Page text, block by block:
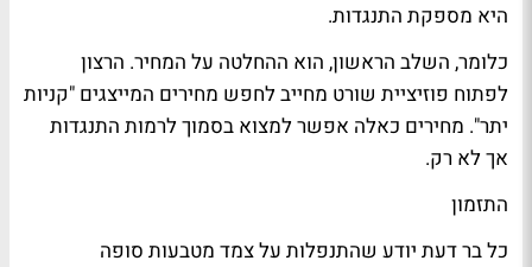
היא מספקת התנגדות.
כלומר, השלב הראשון, הוא ההחלטה על המחיר. הרצון
לפתוח פוזיציית שורט מחייב לחפש מחירים המייצגים "קניות
יתר". מחירים כאלה אפשר למצוא בסמוך לרמות התנגדות
אך לא רק.
התזמון
כל בר דעת יודע שהתנפלות על צמד מטבעות סופה